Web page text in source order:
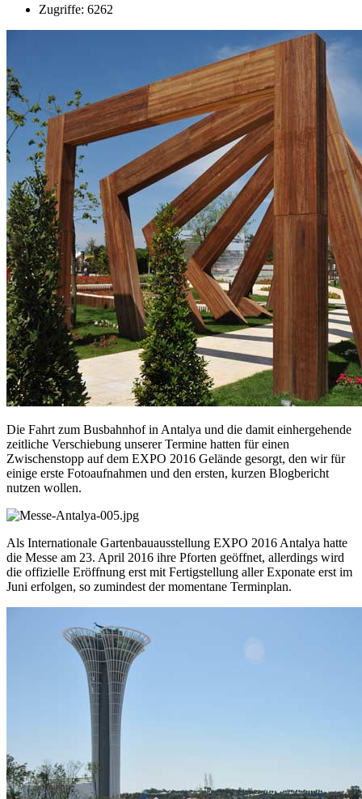
Zugriffe: 6262
Die Fahrt zum Busbahnhof in Antalya und die damit einhergehende
zeitliche Verschiebung unserer Termine hatten für einen
Zwischenstopp auf dem EXPO 2016 Gelände gesorgt, den wir für
einige erste Fotoaufnahmen und den ersten, kurzen Blogbericht
nutzen wollen.
Als Internationale Gartenbauausstellung EXPO 2016 Antalya hatte
die Messe am 23. April 2016 ihre Pforten geöffnet, allerdings wird
die offizielle Eröffnung erst mit Fertigstellung aller Exponate erst im
Juni erfolgen, so zumindest der momentane Terminplan.